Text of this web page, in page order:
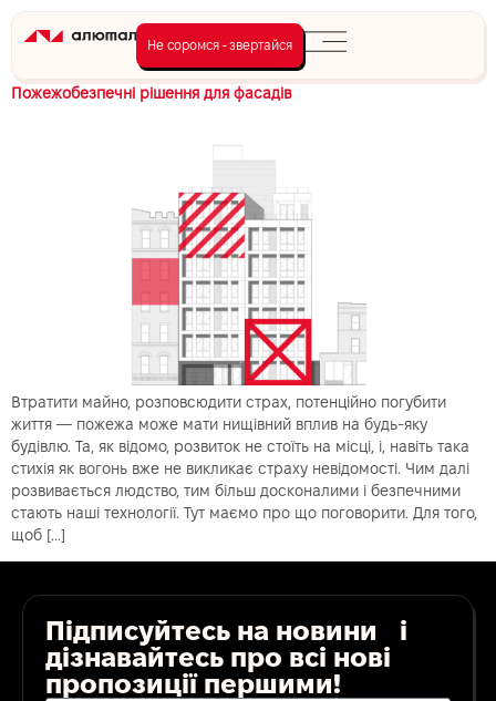
Не соромся - звертайся
День:19.06.2023
Пожежобезпечні рішення для фасадів
Втратити майно, розповсюдити страх, потенційно погубити
життя — пожежа може мати нищівний вплив на будь-яку
будівлю. Та, як відомо, розвиток не стоїть на місці, і, навіть така
стихія як вогонь вже не викликає страху невідомості. Чим далі
розвивається людство, тим більш досконалими і безпечними
стають наші технології. Тут маємо про що поговорити. Для того,
щоб […]
Підписуйтесь на новини і
дізнавайтесь про всі нові
пропозиції першими!